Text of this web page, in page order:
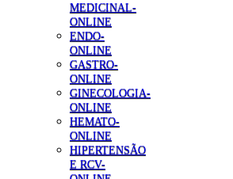
MEDICINAL-
ONLINE
ENDO-
ONLINE
GASTRO-
ONLINE
GINECOLOGIA-
ONLINE
HEMATO-
ONLINE
HIPERTENSÃO
E RCV-